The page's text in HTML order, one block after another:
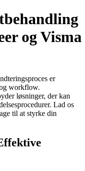
og Visma
er
workflow.
løsninger, der kan
Lad os
til at styrke din